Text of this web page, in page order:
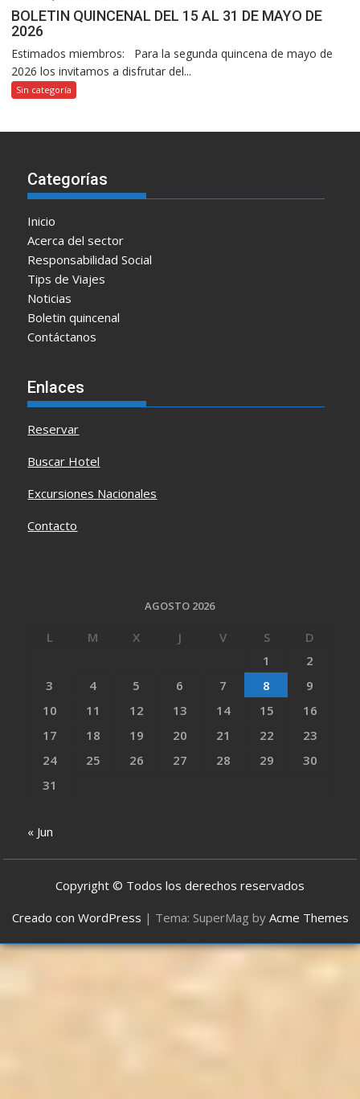
BOLETIN QUINCENAL DEL 15 AL 31 DE MAYO DE
2026
Estimados miembros: Para la segunda quincena de mayo de
2026 los invitamos a disfrutar del...
Sin categoría
Categorías
Inicio
Acerca del sector
Responsabilidad Social
Tips de Viajes
Noticias
Boletin quincenal
Contáctanos
Enlaces
Reservar
Buscar Hotel
Excursiones Nacionales
Contacto
AGOSTO 2026
L M X J V S
D
1
2
3
4 5 6 7 8
9
10
11 12 13 14 15
16
17
18 19 20 21 22
23
24
25 26 27 28 29
30
31
« Jun
Copyright © Todos los derechos reservados
Creado con WordPress | Tema: SuperMag by Acme Themes